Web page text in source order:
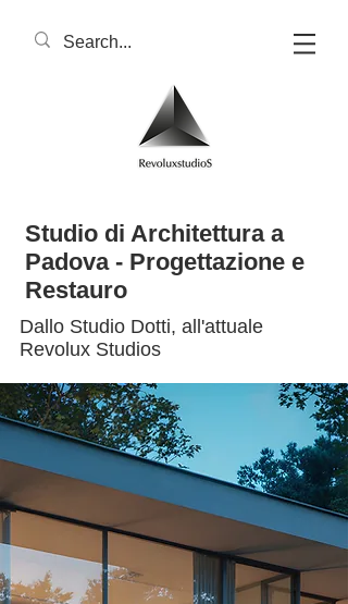
Studio di Architettura a
Padova - Progettazione e
Restauro
Dallo Studio Dotti, all'attuale
Revolux Studios